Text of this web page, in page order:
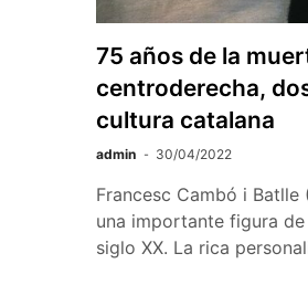
75 años de la
centroderecha,
cultura catalana
admin 30/04/2022
Francesc Cambó i Batlle
una importante figura
siglo XX. La rica